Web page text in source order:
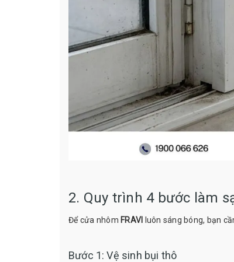
2. Quy trình 4 bước làm
Để cửa nhôm FRAVI luôn sáng bóng, bạn
Bước 1: Vệ sinh bụi thô